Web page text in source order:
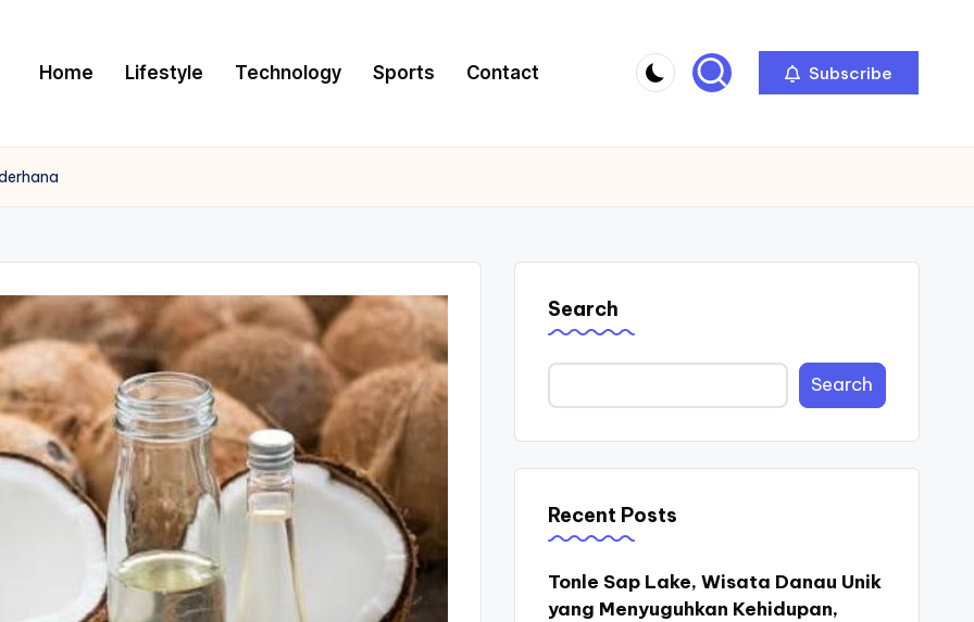
Home Lifestyle Technology Sports Contact Subscribe
Search
Search
Recent Posts
Tonle Sap Lake, Wisata Danau Unik
yang Menyuguhkan Kehidupan,